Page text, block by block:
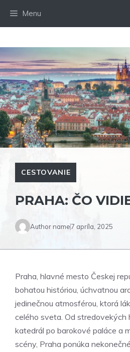
Menu
CESTOVANIE
PRAHA: ČO
Author name7 apríla, 2025
Praha, hlavné mesto Českej
bohatou históriou, úchvatnou
jedinečnou atmosférou, ktorá
celého sveta. Od stredovekých
katedrál po barokové paláce a
scény, Praha ponúka